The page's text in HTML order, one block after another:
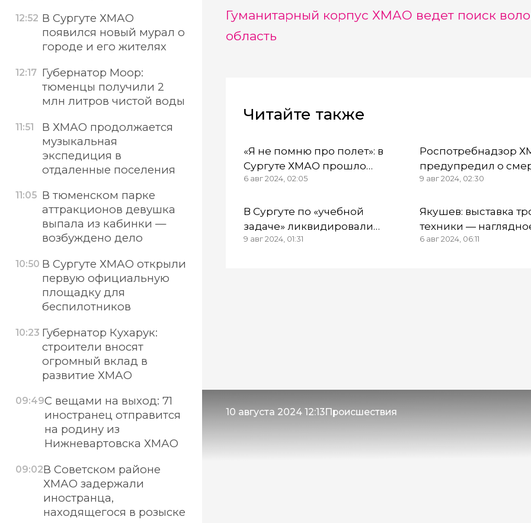
Гуманитарный корпус ХМАО ведет поиск
область
Читайте также
«Я не помню про полет»: в
Сургуте ХМАО прошло
заседание по резонансному
6 авг 2024, 02:05
Роспотребнадзор
предупредил о
головного мозга из-за
9 авг 2024, 02:30
В Сургуте по «учебной
задаче» ликвидировали
вспышку африканской чумы
9 авг 2024, 01:31
Якушев: выставка
техники —
подтверждение
6 авг 2024, 06:11
10 августа 2024 12:13Происшествия
12:52 В Сургуте ХМАО
появился новый мурал о
городе и его жителях
12:17 Губернатор Моор:
тюменцы получили 2
млн литров чистой воды
11:51
В ХМАО продолжается
музыкальная
экспедиция в
отдаленные поселения
11:05 В тюменском парке
аттракционов девушка
выпала из кабинки —
возбуждено дело
10:50 В Сургуте ХМАО открыли
первую официальную
площадку для
беспилотников
10:23 Губернатор Кухарук:
строители вносят
огромный вклад в
развитие ХМАО
09:49С вещами на выход: 71
иностранец отправится
на родину из
Нижневартовска ХМАО
09:02В Советском районе
ХМАО задержали
иностранца,
находящегося в розыске